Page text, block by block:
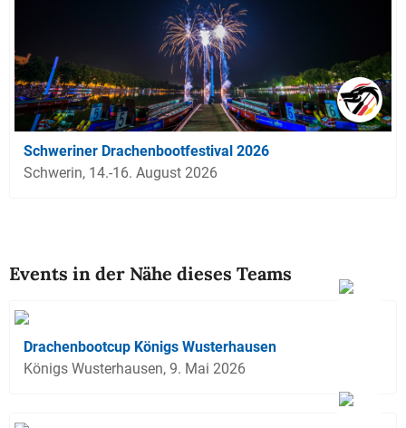
Schweriner Drachenbootfestival 2026
Schwerin, 14.-16. August 2026
Events in der Nähe dieses Teams
Drachenbootcup Königs Wusterhausen
Königs Wusterhausen, 9. Mai 2026